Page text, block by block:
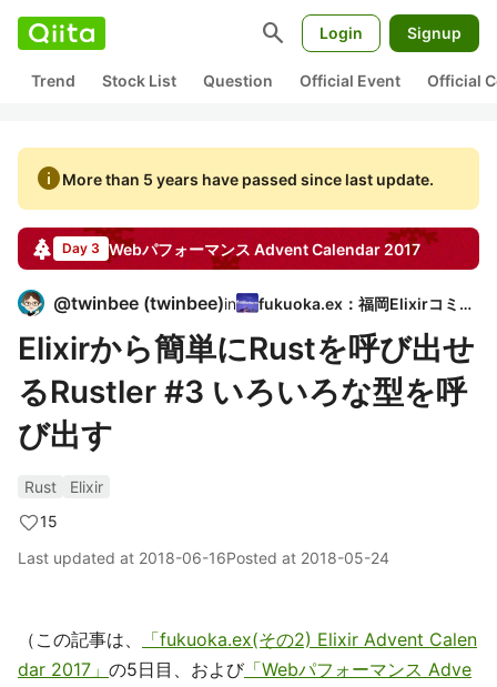
search Login Signup
Trend Stock List Question Official Event Official
infoMore than 5 years have passed since last update.
Day 3 Webパフォーマンス Advent Calendar 2017
@twinbee (twinbee)in fukuoka.ex：福岡Elixirコミュ
Elixirから簡単にRustを呼び出せ
るRustler #3 いろいろな型を呼
び出す
Rust
Elixir
15
Last updated at 2018-06-16Posted at 2018-05-24
（この記事は、
「fukuoka.ex(その2) Elixir Advent Calen
dar 2017」 の5日目、および「Webパフォーマンス Adve